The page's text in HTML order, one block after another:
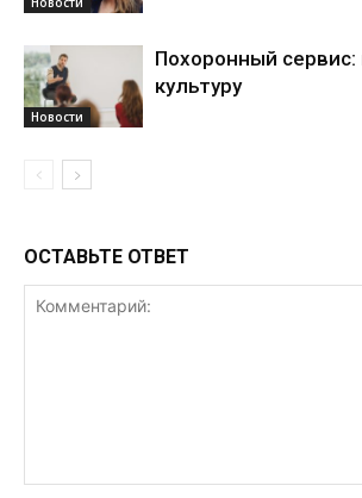
Новости
Похоронный сервис:
культуру
ОСТАВЬТЕ ОТВЕТ